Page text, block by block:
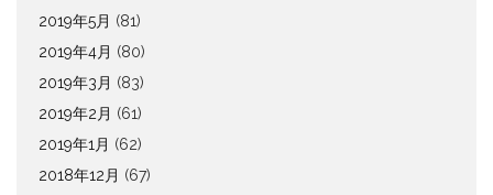
2019年5月 (81)
2019年4月 (80)
2019年3月 (83)
2019年2月 (61)
2019年1月 (62)
2018年12月 (67)